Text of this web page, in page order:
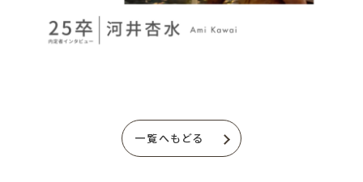
一覧へもどる